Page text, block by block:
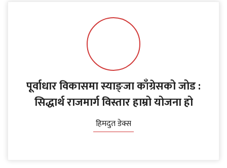
पूर्वाधार विकासमा स्याङ्जा काँग्रेसको जोड :
सिद्धार्थ राजमार्ग विस्तार हाम्रो योजना हो
हिमदुत डेक्स